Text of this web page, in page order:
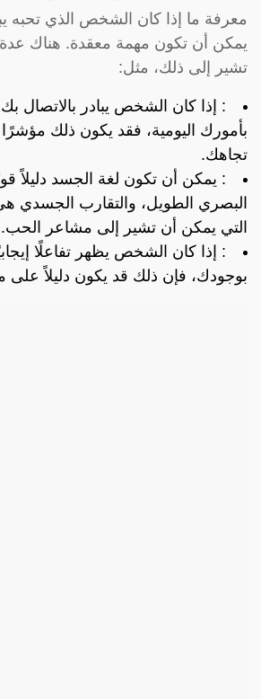
معرفة ما إذا كان الشخص الذي تحبه
يمكن أن تكون مهمة معقدة. هناك
تشير إلى ذلك، مثل:
: إذا كان الشخص يبادر بالاتصال بك
بأمورك اليومية، فقد يكون ذلك
تجاهك.
: يمكن أن تكون لغة الجسد دليلاً
البصري الطويل، والتقارب الجسدي
التي يمكن أن تشير إلى مشاعر الحب.
: إذا كان الشخص يظهر تفاعلًا
بوجودك، فإن ذلك قد يكون دليلاً على